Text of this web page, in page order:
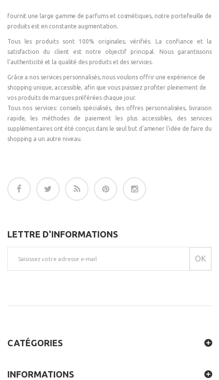
fournit une large gamme de parfums et cosmétiques, notre portefeuille de
produits est en constante augmentation.
Tous les produits sont 100% originales, vérifiés. La confiance et la
satisfaction du client est notre objectif principal. Nous garantissons
l'authenticité et la qualité des produits et des services.
Grâce a nos services personnalisés, nous voulons offrir une expérience de
shopping unique, accessible, afin que vous puissiez profiter pleinement de
vos produits de marques préférées chaque jour.
Tous nos services: conseils spécialisés, des offres personnalisées, livraison
rapide, les méthodes de paiement les plus accessibles, des services
supplémentaires ont été conçus dans le seul but d'amener l'idée de faire du
shopping a un autre niveau.
LETTRE D'INFORMATIONS
OK
CATÉGORIES
INFORMATIONS